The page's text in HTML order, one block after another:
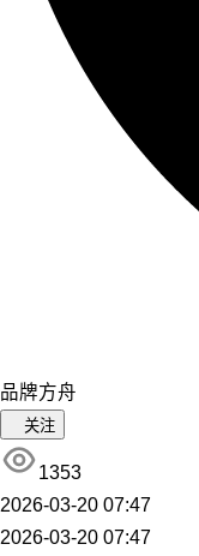
品牌方舟
关注
1353
2026-03-20 07:47
2026-03-20 07:47